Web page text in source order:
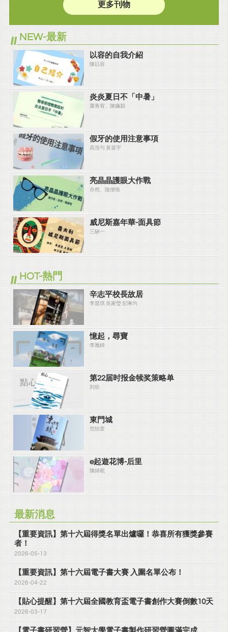
更多刊物
NEW-最新
以容的自我介紹
陳以容
炎炎夏⽇不「中暑」
蕭青宥、陳姵穎
假牙的使用注意事項
高浩勻 黃裴宇
亮晶晶護眼大作戰
亦然、隨便啦
威尼斯嘉年華-面具節
三缺一
HOT-熱門
辛志平校長故居
李茵琪 吳家瑩 彭琳均
憶起，尋寶
李雅綺
第22届时报金犊奖策略单
刘欣
東門城
范怡萱
e起遊花博-后里
陳緯秜
最新消息
【重要資訊】第十六屆得獎名單出爐囉！恭喜所有獲獎參賽
者！
2026-05-13
【重要資訊】第十六屆電子書大賽 入圍名單公布！
2026-04-22
【貼心提醒】第十六屆全國教育盃電子書創作大賽倒數10天
2026-03-17